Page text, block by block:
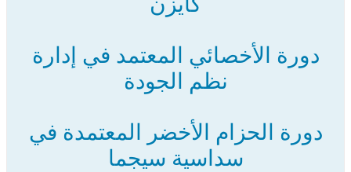
دورة الأخصائي المعتمد في إدارة
نظم الجودة
دورة الحزام الأخضر المعتمدة في
سداسية سيجما